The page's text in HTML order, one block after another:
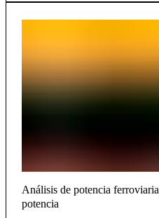
Análisis de potencia
potencia